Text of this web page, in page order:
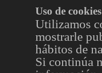
Uso de cookies
Utilizamos
mostrarle
hábitos de
Si continúa